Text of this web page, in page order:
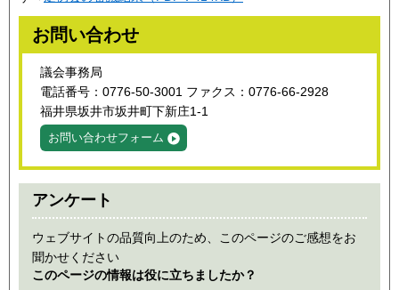
お問い合わせ
議会事務局
電話番号：0776-50-3001 ファクス：0776-66-2928
福井県坂井市坂井町下新庄1-1
お問い合わせフォーム
アンケート
ウェブサイトの品質向上のため、このページのご感想をお
聞かせください
このページの情報は役に立ちましたか？